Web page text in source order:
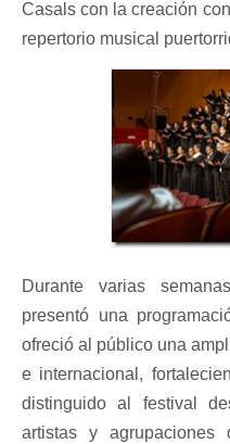
Casals con la creación
repertorio musical
Durante varias
presentó una
ofreció al público una
e internacional,
distinguido al festival
artistas y